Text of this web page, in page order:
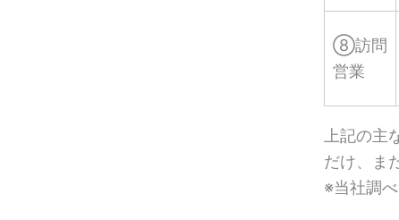
⑧訪問
営業
上記の主
だけ、ま
※当社調